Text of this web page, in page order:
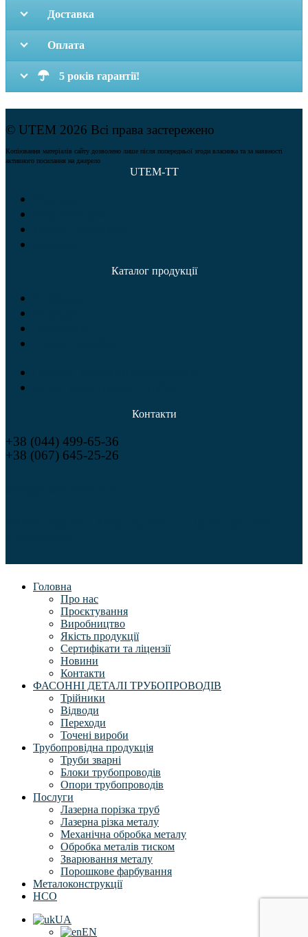
Доставка
Оплата
5 років гарантії!
© UTEM 2026 Всі права застережено
Копіювання матеріалів сайту дозволено лише після попередньої згоди власника та за наявності
активного посилання на джерело
UTEM-TT
Каталог продукції
Контакти
+38 (044) 499-65-36
+38 (067) 645-25-26
Головна
Про нас
Проєктування
Виробництво
Якість продукції
Сертифікати та ліцензії
Новини
Контакти
ФАСОННІ ДЕТАЛІ ТРУБОПРОВОДІВ
Трійники
Відводи
Переходи
Точені вироби
Трубопровідна продукція
Труби зварні
Блоки трубопроводів
Опори трубопроводів
Послуги
Лазерна порізка труб
Лазерна різка металу
Механічна обробка металу
Обробка металів тиском
Зварювання металу
Порошкове фарбування
Металоконструкції
НСО
UA
EN